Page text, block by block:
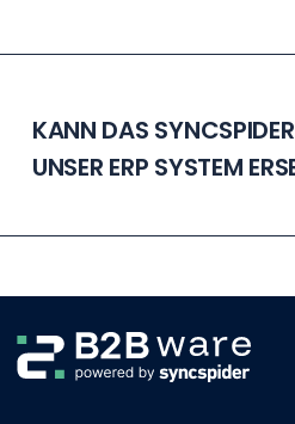
KANN DAS
UNSER ERP SYSTEM